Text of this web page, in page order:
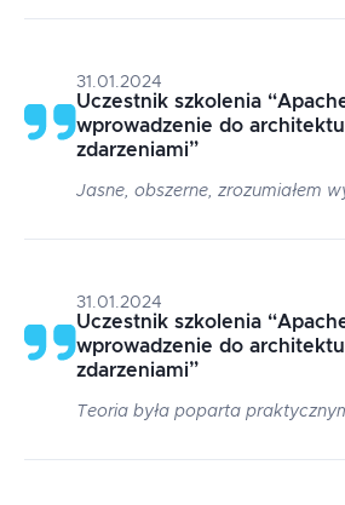
31.01.2024
Uczestnik szkolenia “
wprowadzenie do
zdarzeniami”
Jasne, obszerne, zrozumiałem
31.01.2024
Uczestnik szkolenia “
wprowadzenie do
zdarzeniami”
Teoria była poparta